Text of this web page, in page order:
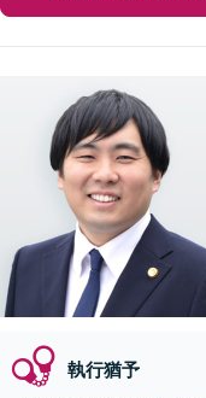
執行猶予